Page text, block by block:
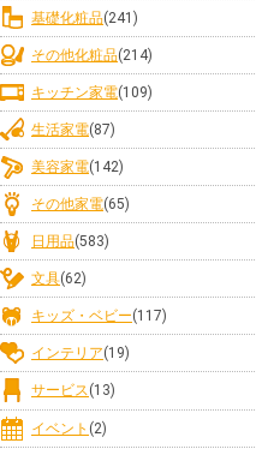
基礎化粧品(241)
その他化粧品(214)
キッチン家電(109)
生活家電(87)
美容家電(142)
その他家電(65)
日用品(583)
文具(62)
キッズ・ベビー(117)
インテリア(19)
サービス(13)
イベント (2)